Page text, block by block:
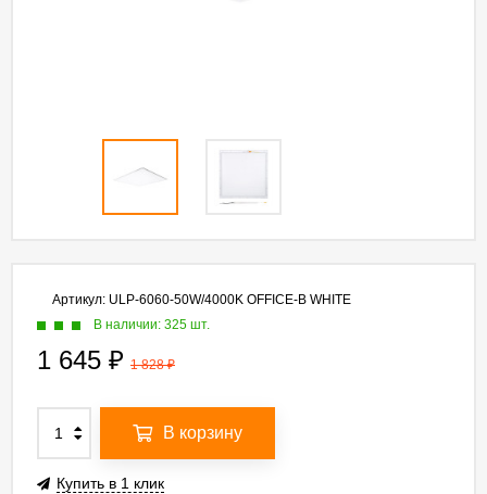
Артикул: ULP-6060-50W/4000K OFFICE-B WHITE
В наличии: 325 шт.
1 645 ₽ 1 828₽
В корзину
Купить в 1 клик